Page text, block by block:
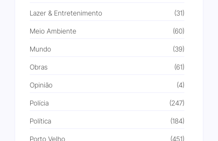
Lazer & Entretenimento (31)
Meio Ambiente (60)
Mundo (39)
Obras (61)
Opinião (4)
Polícia (247)
Política (184)
Porto Velho (451)